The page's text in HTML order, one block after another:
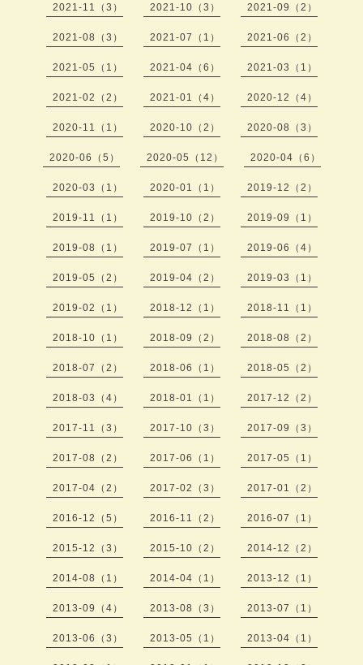
2021-11（3） 2021-10（3） 2021-09（2）
2021-08（3） 2021-07（1） 2021-06（2）
2021-05（1） 2021-04（6） 2021-03（1）
2021-02（2） 2021-01（4） 2020-12（4）
2020-11（1） 2020-10（2） 2020-08（3）
2020-06（5） 2020-05（12） 2020-04（6）
2020-03（1） 2020-01（1） 2019-12（2）
2019-11（1） 2019-10（2） 2019-09（1）
2019-08（1） 2019-07（1） 2019-06（4）
2019-05（2） 2019-04（2） 2019-03（1）
2019-02（1） 2018-12（1） 2018-11（1）
2018-10（1） 2018-09（2） 2018-08（2）
2018-07（2） 2018-06（1） 2018-05（2）
2018-03（4） 2018-01（1） 2017-12（2）
2017-11（3） 2017-10（3） 2017-09（3）
2017-08（2） 2017-06（1） 2017-05（1）
2017-04（2） 2017-02（3） 2017-01（2）
2016-12（5） 2016-11（2） 2016-07（1）
2015-12（3） 2015-10（2） 2014-12（2）
2014-08（1） 2014-04（1） 2013-12（1）
2013-09（4） 2013-08（3） 2013-07（1）
2013-06（3） 2013-05（1） 2013-04（1）